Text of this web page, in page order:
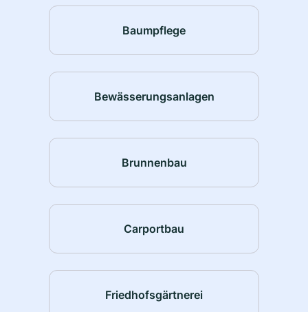
Baumpflege
Bewässerungsanlagen
Brunnenbau
Carportbau
Friedhofsgärtnerei